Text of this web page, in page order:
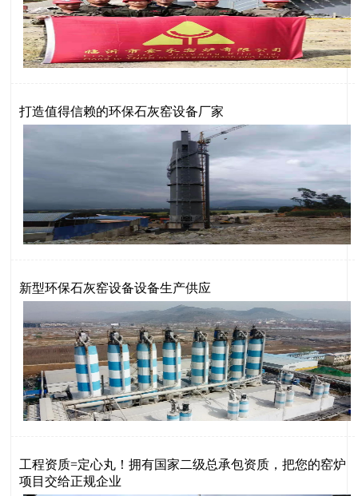
打造值得信赖的环保石灰窑设备厂家
新型环保石灰窑设备设备生产供应
工程资质=定心丸！拥有国家二级总承包资质，把您的窑炉
项目交给正规企业